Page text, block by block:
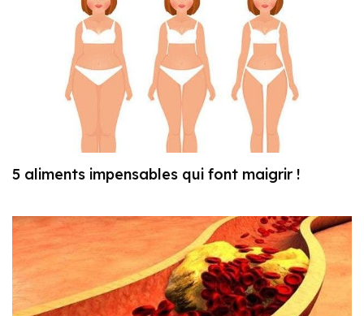
5 aliments impensables qui font maigrir !